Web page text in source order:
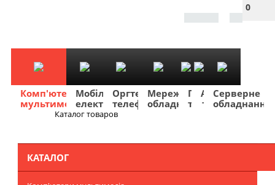
0
Комп'ютери
мультимедіа
Мобільна
електроніка
Оргтехніка
телефонія
Мережеве
обладнання
Побутова
техніка
TV
та
Фото
та
Авто
та
Серверне
обладнання
Каталог товаров
КАТАЛОГ